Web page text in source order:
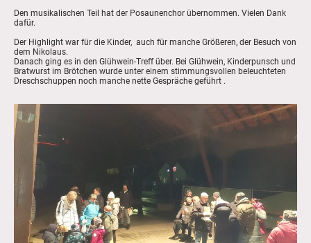
Den musikalischen Teil hat der Posaunenchor übernommen. Vielen Dank
dafür.
Der Highlight war für die Kinder, auch für manche Größeren, der Besuch von
dem Nikolaus.
Danach ging es in den Glühwein-Treff über. Bei Glühwein, Kinderpunsch und
Bratwurst im Brötchen wurde unter einem stimmungsvollen beleuchteten
Dreschschuppen noch manche nette Gespräche geführt .